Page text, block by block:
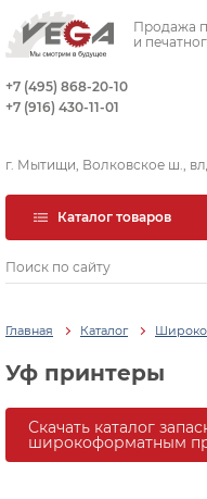
Продажа
и
+7 (495) 868-20-10
+7 (916) 430-11-01
г. Мытищи, Волковское ш.,
Каталог товаров
Главная Каталог
Уф принтеры
Скачать каталог
широкоформатным